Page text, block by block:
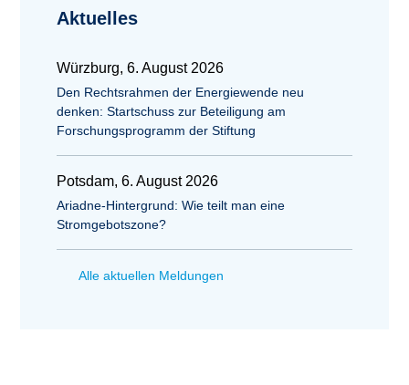
Aktuelles
Würzburg, 6. August 2026
Den Rechtsrahmen der Energiewende neu
denken: Startschuss zur Beteiligung am
Forschungsprogramm der Stiftung
Potsdam, 6. August 2026
Ariadne-Hintergrund: Wie teilt man eine
Stromgebotszone?
Alle aktuellen Meldungen